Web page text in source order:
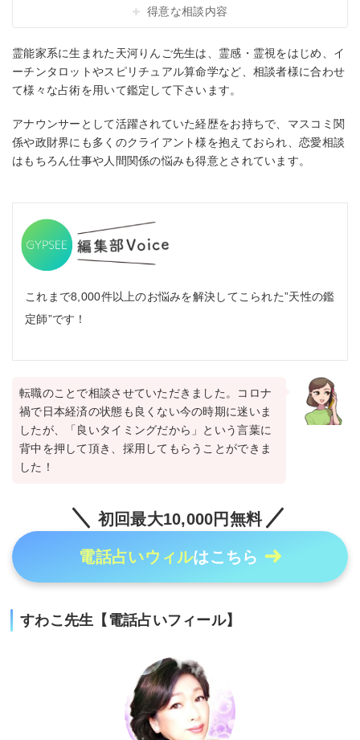
得意な相談内容
霊能家系に生まれた天河りんご先生は、霊感・霊視をはじめ、イ
ーチンタロットやスピリチュアル算命学など、相談者様に合わせ
て様々な占術を用いて鑑定して下さいます。
アナウンサーとして活躍されていた経歴をお持ちで、マスコミ関
係や政財界にも多くのクライアント様を抱えておられ、恋愛相談
はもちろん仕事や人間関係の悩みも得意とされています。
これまで8,000件以上のお悩みを解決してこられた”天性の鑑
定師”です！
転職のことで相談させていただきました。コロナ
禍で日本経済の状態も良くない今の時期に迷いま
したが、「良いタイミングだから」という言葉に
背中を押して頂き、採用してもらうことができま
した！
初回最大10,000円無料
電話占いウィルはこちら
すわこ先生【電話占いフィール】